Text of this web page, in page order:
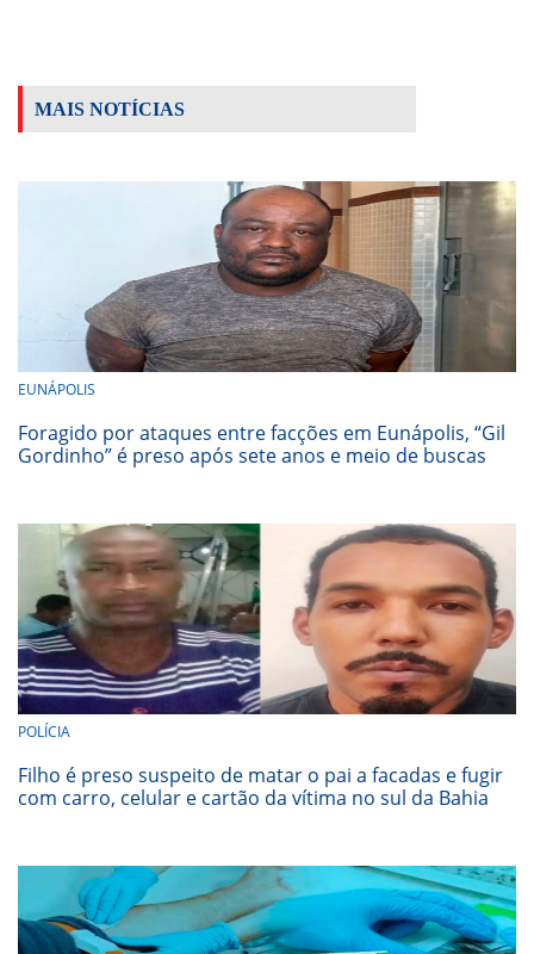
MAIS NOTÍCIAS
EUNÁPOLIS
Foragido por ataques entre facções em Eunápolis, “Gil
Gordinho” é preso após sete anos e meio de buscas
POLÍCIA
Filho é preso suspeito de matar o pai a facadas e fugir
com carro, celular e cartão da vítima no sul da Bahia